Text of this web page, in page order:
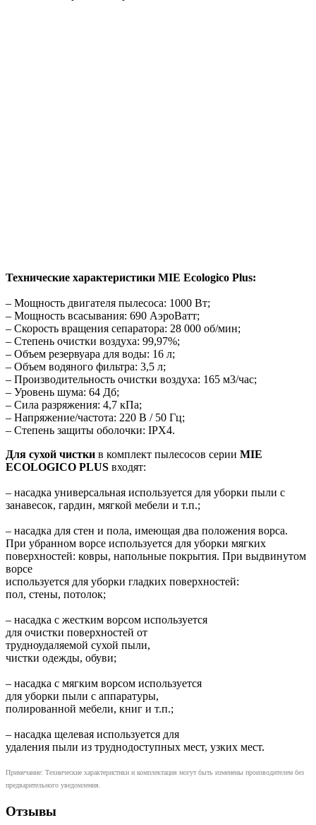
Технические характеристики MIE Ecologico Plus:
– Мощность двигателя пылесоса: 1000 Вт;
– Мощность всасывания: 690 АэроВатт;
– Скорость вращения сепаратора: 28 000 об/мин;
– Степень очистки воздуха: 99,97%;
– Объем резервуара для воды: 16 л;
– Объем водяного фильтра: 3,5 л;
– Производительность очистки воздуха: 165 м3/час;
– Уровень шума: 64 Дб;
– Сила разряжения: 4,7 кПа;
– Напряжение/частота: 220 В / 50 Гц;
– Степень защиты оболочки: IPX4.
Для сухой чистки в комплект пылесосов серии MIE
ECOLOGICO PLUS входят:
– насадка универсальная используется для уборки пыли с
занавесок, гардин, мягкой мебели и т.п.;
– насадка для стен и пола, имеющая два положения ворса.
При убранном ворсе используется для уборки мягких
поверхностей: ковры, напольные покрытия. При выдвинутом
ворсе
используется для уборки гладких поверхностей:
пол, стены, потолок;
– насадка с жестким ворсом используется
для очистки поверхностей от
трудноудаляемой сухой пыли,
чистки одежды, обуви;
– насадка с мягким ворсом используется
для уборки пыли с аппаратуры,
полированной мебели, книг и т.п.;
– насадка щелевая используется для
удаления пыли из труднодоступных мест, узких мест.
Примечание: Технические характеристики и комплектация могут быть изменены производителем без
предварительного уведомления.
Отзывы